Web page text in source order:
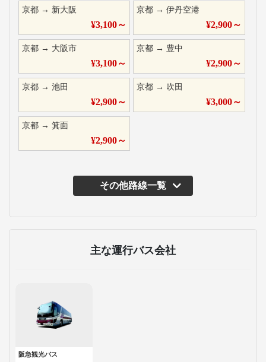
京都 → 新大阪
¥3,100～
京都 →伊丹空港
¥2,900～
京都 → 大阪市
¥3,100～
京都 → 豊中
¥2,900～
京都 → 池田
¥2,900～
京都 → 吹田
¥3,000～
京都 → 箕面
¥2,900～
その他路線一覧
主な運行バス会社
阪急観光バス